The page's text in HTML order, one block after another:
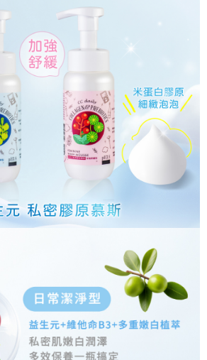
，可選擇「超商條碼／台灣大直營門市／銀行轉
」等通路繳費。
股份有限公司」（以下簡稱本公司）所提供，讓
務購買商品或服務，並由商店將買賣／分期付款
，依約使用本公司帳單繳交帳款。
付你分期」之契約關係目的，商店將以您的個人
址）提供予台灣大哥大進項蒐集、處理及利用，
帳單所需資料之確認、核對及更正。
閱以下連結：
https://oppay.tw/userRule
確認金額後，即可完成結帳。
收到繳費通知簡訊。
天內，點擊此簡訊中的連結，可透過四大超商／
式進行付款，方視為交易完成。
下不需立刻繳費，但若您需要取消訂單，請聯絡
同意取消之訂單仍視為有效，需透過AFTEE先享
先享後付 」之結帳頁面顯示為準，若有關於
消欲退款等相關疑問，請聯繫「AFTEE先享後付
support/home
限公司提供之「AFTEE先享後付」服務完成之交
內提供個人資料，並將交易相關給付款項請求債
公司。
，請瀏覽以下網址：
徵得法定代理人或監護人之同意方可使用
」時，將依據個別帳號之用戶狀況，依本公司即
；若仍有額度不足之情形，本公司將視審查結果
或使用他人資訊註冊。若發現惡意使用之情形，
權停止該用戶之使用額度並採取法律行動。
含以上)免運費
含以上)免運費
含以上)免運費
含以上)免運費
含以上)免運費
含以上)免運費